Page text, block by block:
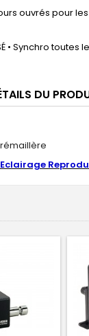
jours ouvrés pour
• Synchro toutes
DU